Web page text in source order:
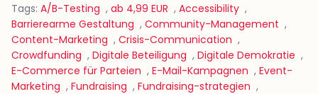
Tags: A/B-Testing , ab 4,99 EUR , Accessibility ,
Barrierearme Gestaltung , Community-Management ,
Content-Marketing , Crisis-Communication ,
Crowdfunding , Digitale Beteiligung , Digitale Demokratie ,
E-Commerce für Parteien , E-Mail-Kampagnen , Event-
Marketing , Fundraising , Fundraising-strategien ,